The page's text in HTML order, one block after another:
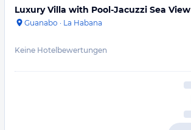
Luxury Villa with Pool-Jacuzzi Sea View
Guanabo · La Habana
Keine Hotelbewertungen